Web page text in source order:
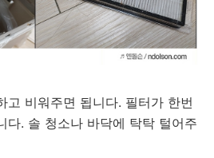
고 비워주면 됩니다. 필터가 한번
다. 솔 청소나 바닥에 탁탁 털어주